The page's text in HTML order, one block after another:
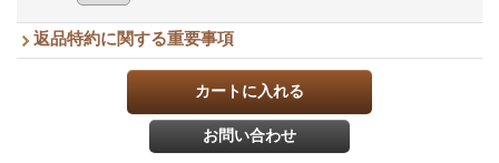
返品特約に関する重要事項